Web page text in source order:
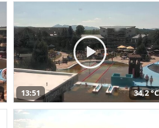
13:51 34,2 °C